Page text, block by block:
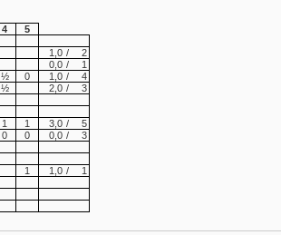
4
5
1,0 /
2
0,0 /
1
½ 0 1,0 /
4
½ 2,0 /
3
1 1 3,0 /
5
0 0 0,0 /
3
1 1,0 /
1